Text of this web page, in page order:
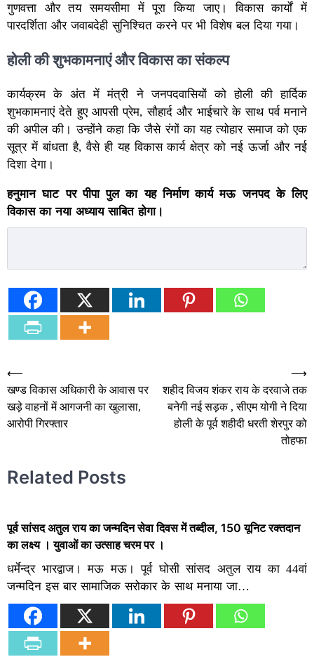
गुणवत्ता और तय समयसीमा में पूरा किया जाए। विकास कार्यों में
पारदर्शिता और जवाबदेही सुनिश्चित करने पर भी विशेष बल दिया गया।
होली की शुभकामनाएं और विकास का संकल्प
कार्यक्रम के अंत में मंत्री ने जनपदवासियों को होली की हार्दिक
शुभकामनाएं देते हुए आपसी प्रेम, सौहार्द और भाईचारे के साथ पर्व मनाने
की अपील की। उन्होंने कहा कि जैसे रंगों का यह त्योहार समाज को एक
सूत्र में बांधता है, वैसे ही यह विकास कार्य क्षेत्र को नई ऊर्जा और नई
दिशा देगा।
हनुमान घाट पर पीपा पुल का यह निर्माण कार्य मऊ जनपद के लिए
विकास का नया अध्याय साबित होगा।
Post
navigation
⟵
खण्ड विकास अधिकारी के आवास पर
खड़े वाहनों में आगजनी का खुलासा,
आरोपी गिरफ्तार
शहीद विजय शंकर राय के दरवाजे तक
बनेगी नई सड़क , सीएम योगी ने दिया
होली के पूर्व शहीदी धरती शेरपुर को
तोहफा
⟶
Related Posts
पूर्व सांसद अतुल राय का जन्मदिन सेवा दिवस में तब्दील, 150 यूनिट रक्तदान
का लक्ष्य । युवाओं का उत्साह चरम पर ।
धर्मेन्द्र भारद्वाज। मऊ मऊ। पूर्व घोसी सांसद अतुल राय का 44वां
जन्मदिन इस बार सामाजिक सरोकार के साथ मनाया जा…